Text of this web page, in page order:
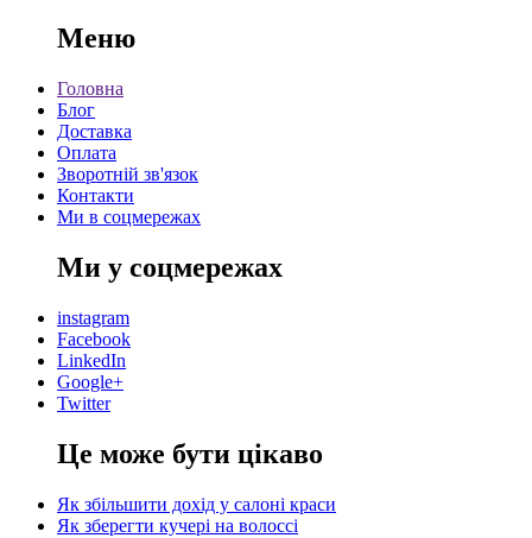
Меню
Головна
Блог
Доставка
Оплата
Зворотній зв'язок
Контакти
Ми в соцмережах
Ми у соцмережах
instagram
Facebook
LinkedIn
Google+
Twitter
Це може бути цікаво
Як збільшити дохід у салоні краси
Як зберегти кучері на волоссі